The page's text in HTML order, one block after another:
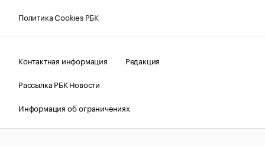
Политика Cookies РБК
Контактная информация
Редакция
Рассылка РБК Новости
Информация об ограничениях
Правовая информация
О соблюдении авторских прав